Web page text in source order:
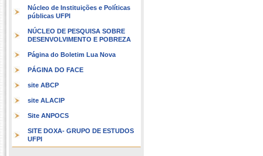
Núcleo de Instituições e Políticas
públicas UFPI
NÚCLEO DE PESQUISA SOBRE
DESENVOLVIMENTO E POBREZA
Página do Boletim Lua Nova
PÁGINA DO FACE
site ABCP
site ALACIP
Site ANPOCS
SITE DOXA- GRUPO DE ESTUDOS
UFPI